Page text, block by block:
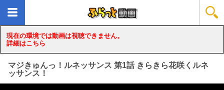
現在の環境では動画は視聴できません。
詳細はこちら
マジきゅんっ！ルネッサンス 第1話 きらきら花咲くルネ
ッサンス！